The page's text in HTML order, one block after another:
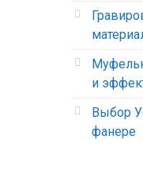
и
Выбор
фанере